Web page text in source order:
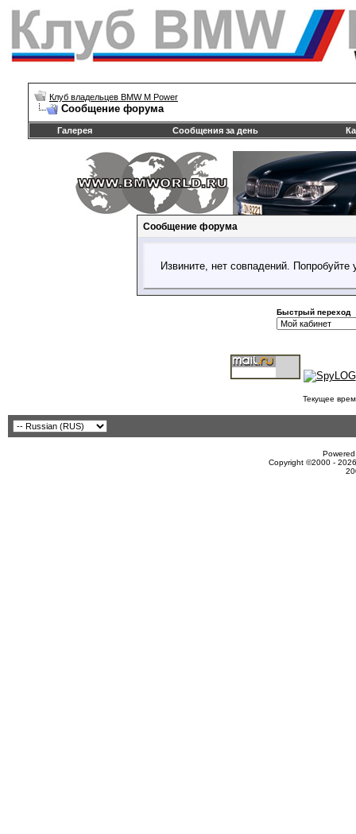
Клуб владельцев BMW M Power
Сообщение форума
Галерея Сообщения за день
Сообщение форума
Извините, нет совпадений.
Быстрый переход
Текущее
Copyright ©2000 -